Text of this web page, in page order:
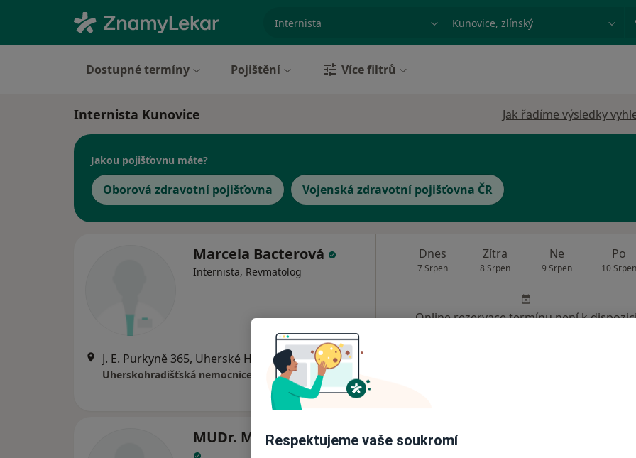
Město nebo region
Dostupné termíny Pojištění Více filtrů
Internista Kunovice Jak řadíme výsledky
Jakou pojišťovnu máte?
Oborová zdravotní pojišťovna Vojenská zdravotní pojišťovna ČR
Marcela Bacterová
Internista, Revmatolog
J. E. Purkyně 365, Uherské Hradiště •Mapa
Uherskohradišťská nemocnice
Dnes
7 Srpen
Zítra
8 Srpen
Ne
9 Srpen
Po
10 Srpen
Online rezervace termínu není k
MUDr. Marcela Šerclová Dnes
Respektujeme vaše soukromí